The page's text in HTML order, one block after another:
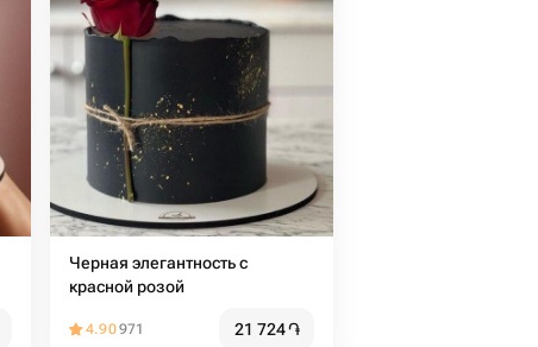
Черная элегантность с
красной розой
4.90971 21 724֏